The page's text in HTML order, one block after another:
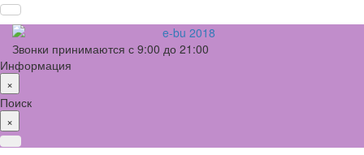
Звонки принимаются с 9:00 до 21:00
Информация
×
Поиск
×